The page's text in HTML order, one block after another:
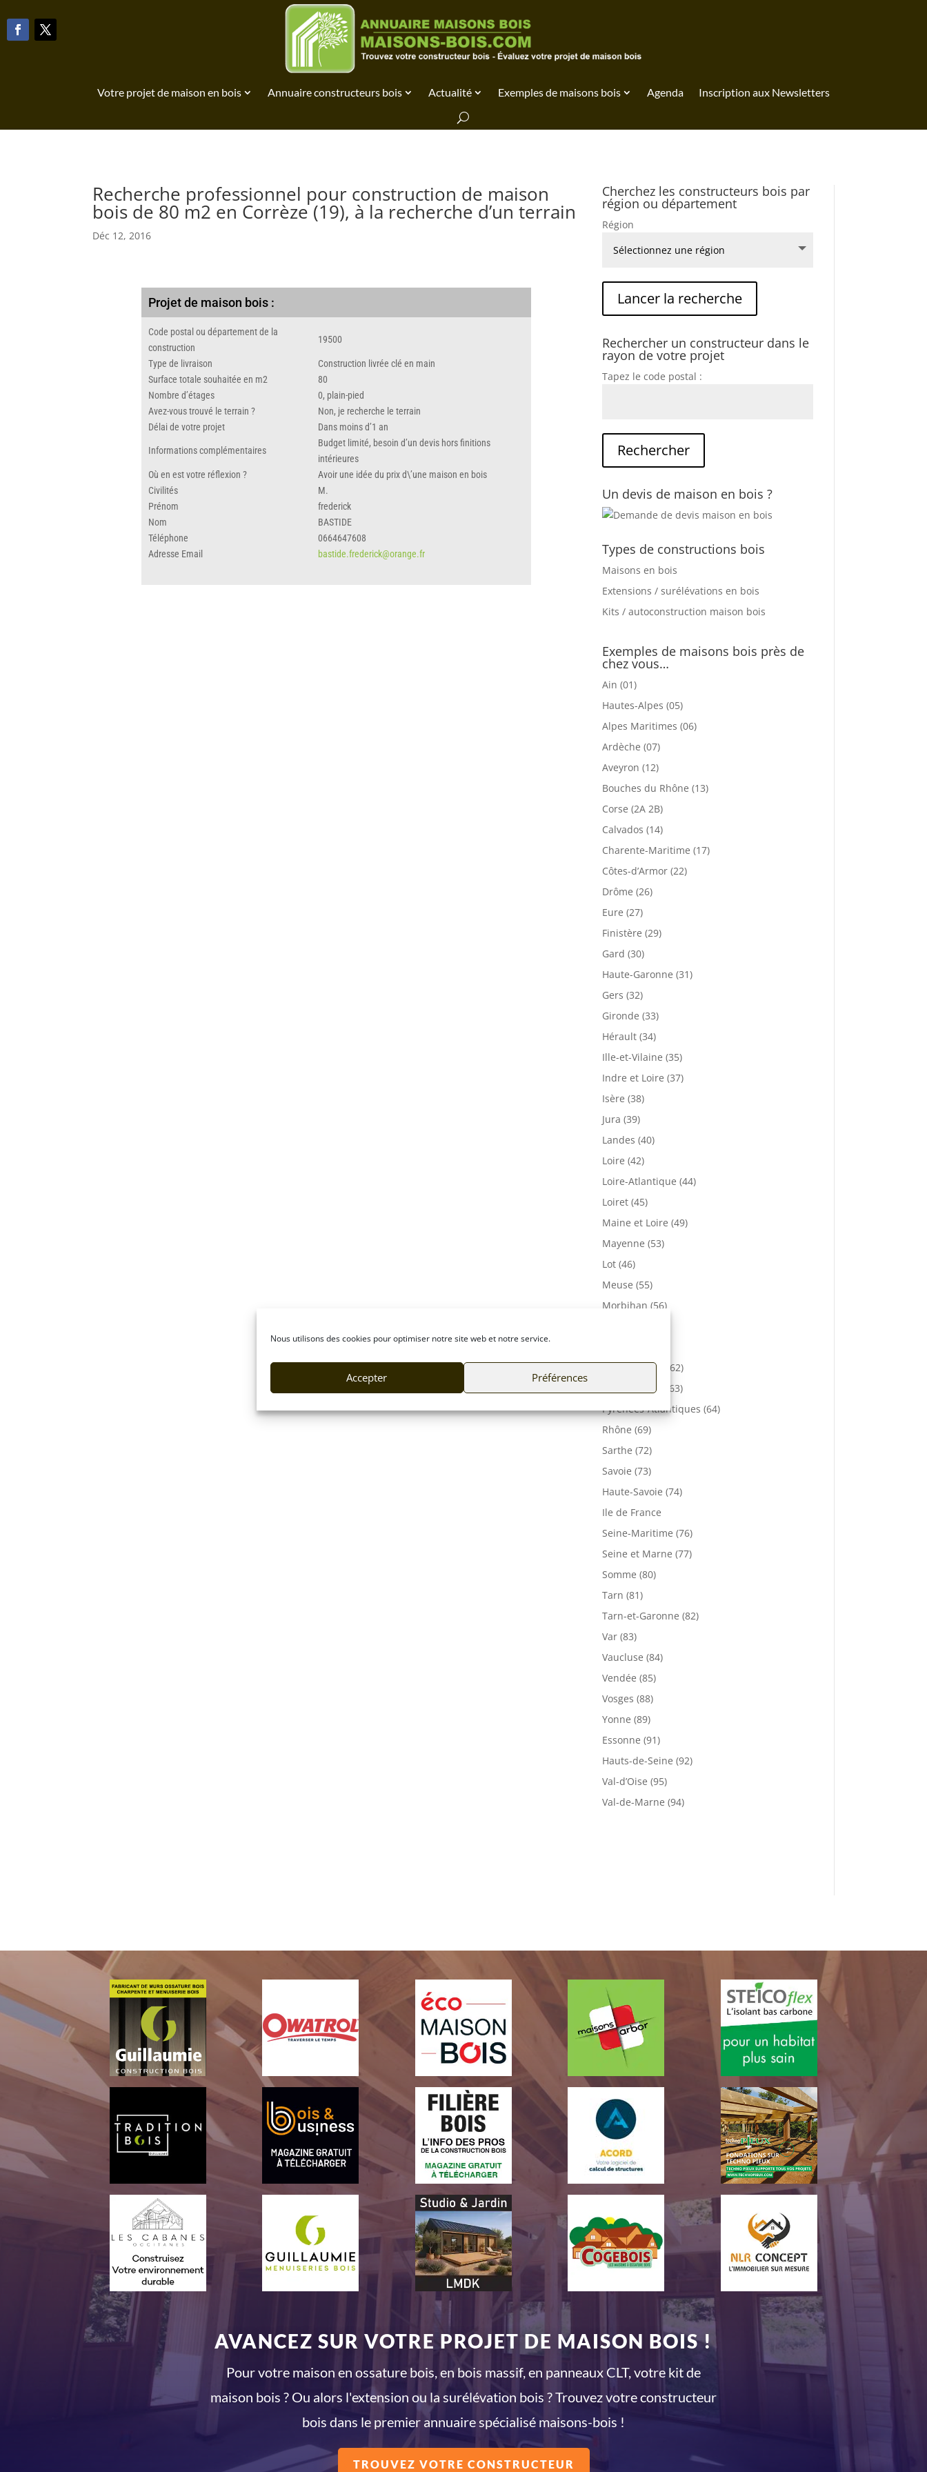
Nous utilisons des cookies pour optimiser notre site web et notre service.
Accepter Préférences
Votre projet de maison en bois Annuaire constructeurs bois Actualité Exemples de maisons bois Agenda Inscription aux Newsletters
Recherche professionnel pour construction de maison
bois de 80 m2 en Corrèze (19), à la recherche d’un terrain
Déc 12, 2016
Projet de maison bois :
Code postal ou département de la
construction
19500
Type de livraison
Construction livrée clé en main
Surface totale souhaitée en m2
80
Nombre d’étages
0, plain-pied
Avez-vous trouvé le terrain ?
Non, je recherche le terrain
Délai de votre projet
Dans moins d’1 an
Informations complémentaires
Budget limité, besoin d’un devis hors finitions
intérieures
Où en est votre réflexion ?
Avoir une idée du prix d\’une maison en bois
Civilités
M.
Prénom
frederick
Nom
BASTIDE
Téléphone
0664647608
Adresse Email
bastide.frederick@orange.fr
Cherchez les constructeurs bois par
région ou département
Région
Rechercher un constructeur dans le
rayon de votre projet
Tapez le code postal :
Un devis de maison en bois ?
Types de constructions bois
Maisons en bois
Extensions / surélévations en bois
Kits / autoconstruction maison bois
Exemples de maisons bois près de
chez vous…
Ain (01)
Hautes-Alpes (05)
Alpes Maritimes (06)
Ardèche (07)
Aveyron (12)
Bouches du Rhône (13)
Corse (2A 2B)
Calvados (14)
Charente-Maritime (17)
Côtes-d’Armor (22)
Drôme (26)
Eure (27)
Finistère (29)
Gard (30)
Haute-Garonne (31)
Gers (32)
Gironde (33)
Hérault (34)
Ille-et-Vilaine (35)
Indre et Loire (37)
Isère (38)
Jura (39)
Landes (40)
Loire (42)
Loire-Atlantique (44)
Loiret (45)
Maine et Loire (49)
Mayenne (53)
Lot (46)
Meuse (55)
Morbihan (56)
Pas-de-Calais (62)
Puy De Dôme (63)
Pyrénées-Atlantiques (64)
Rhône (69)
Sarthe (72)
Savoie (73)
Haute-Savoie (74)
Ile de France
Seine-Maritime (76)
Seine et Marne (77)
Somme (80)
Tarn (81)
Tarn-et-Garonne (82)
Var (83)
Vaucluse (84)
Vendée (85)
Vosges (88)
Yonne (89)
Essonne (91)
Hauts-de-Seine (92)
Val-d’Oise (95)
Val-de-Marne (94)
AVANCEZ SUR VOTRE PROJET DE MAISON BOIS !
Pour votre maison en ossature bois, en bois massif, en panneaux CLT, votre kit de
maison bois ? Ou alors l'extension ou la surélévation bois ? Trouvez votre constructeur
bois dans le premier annuaire spécialisé maisons-bois !
TROUVEZ VOTRE CONSTRUCTEUR